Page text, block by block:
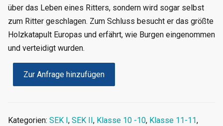
über das Leben eines Ritters, sondern wird sogar selbst
zum Ritter geschlagen. Zum Schluss besucht er das größte
Holzkatapult Europas und erfährt, wie Burgen eingenommen
und verteidigt wurden.
Zur Anfrage hinzufügen
Kategorien: SEK I , SEK II , Klasse 10 -10, Klasse 11-11,